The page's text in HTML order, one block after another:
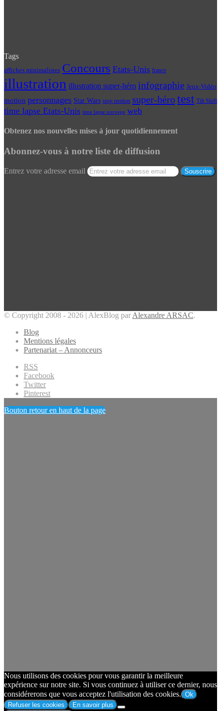
Tags
affiches minimalistes Concours Etats-Unis france
illustration illustration super-héro infographie Jeux-Vidéo
motion personnages Star Wars stop motion super-hérotest Tilt Shift
time lapse Etats-Unis time lapse norvege web
Obtenez nos nouvelles mises à jour quotidiennement
Abonnez-vous à notre liste de diffusion
Entrez votre adresse email
© Copyright 2008 - 2026 | AlexBlog par Alexandre ARSAC.
Blog
Mentions légales
Partenariat – Annonceurs
RSS
Facebook
Twitter
Pinterest
Bouton retour en haut de la page
Nous utilisons des cookies pour vous garantir la meilleure
expérience sur notre site. Si vous continuez à utiliser ce dernier, nous
considérerons que vous acceptez l'utilisation des cookies. Ok
Refuser les cookies
En savoir plus